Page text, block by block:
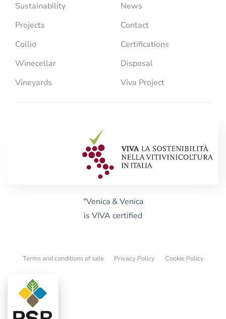
Sustainability
Projects
Collio
Winecellar
Vineyards
News
Contact
Certifications
Disposal
Viva Project
"Venica & Venica
is VIVA certified
Terms and conditions of sale Privacy Policy Cookie Policy